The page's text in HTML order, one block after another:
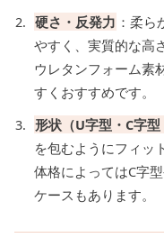
硬さ・反発力 ：柔
やすく、実質的な高
ウレタンフォーム素
すくおすすめです。
形状（U字型・C字型
を包むようにフィッ
体格によってはC字
ケースもあります。